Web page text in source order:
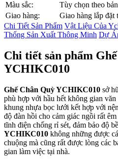
Màu sắc:
Tùy chọn theo
Giao hàng:
Giao hàng lắp
Chi Tiết Sản Phẩm Vật Liệu Của
Thống Sản Xuất Thông Minh Dự
Chi tiết sản phẩm
YCHIKC010
Ghế Chân Quỳ YCHIKC010 sở
phù hợp với hầu hết không gian
khung nhựa bọc lưới kết hợp với
độ đàn hồi cho cảm giác ngồi rất
tĩnh điện chống rỉ sét, đảm bảo độ
YCHIKC010 không những được
chuộng mà cũng rất được lòng các
gian làm việc tại nhà.